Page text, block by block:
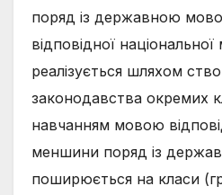
поряд із державною
відповідної
реалізується шляхом
законодавства окремих
навчанням мовою
меншини поряд із
поширюється на класи